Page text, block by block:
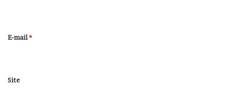
*
E-mail*
Site